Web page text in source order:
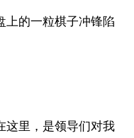
上的一粒棋子冲锋陷
这里，是领导们对我